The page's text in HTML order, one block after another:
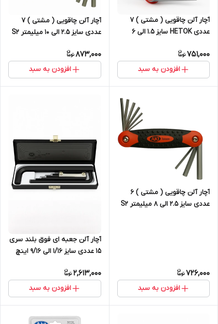
آچار آلن چاقویی ( مشتی ) 7
عددی HETOK سایز 1.5 الی 6
751,000
افزودن به سبد
آچار آلن چاقویی ( مشتی ) 7
عددی سایز 2.5 الی 10 میلیمتر S2
873,000
افزودن به سبد
آچار آلن چاقویی ( مشتی ) 6
عددی سایز 2.5 الی 8 میلیمتر S2
726,000
افزودن به سبد
آچار آلن جعبه ای فوق بلند سری
15 عددی سایز 1/16 الی 9/16 اینچ
2,613,000
افزودن به سبد